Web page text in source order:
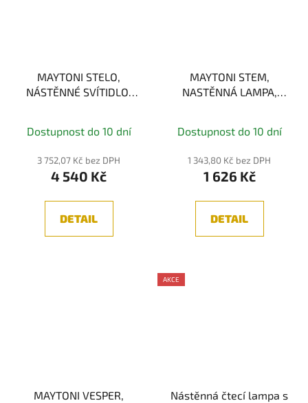
MAYTONI STELO,
NÁSTĚNNÉ SVÍTIDLO,
Dostupnost do 10 dní
3 752,07 Kč bez DPH
4 540 Kč
DETAIL
MAYTONI STEM,
NASTĚNNÁ LAMPA,
Dostupnost do 10 dní
1 343,80 Kč bez DPH
1 626 Kč
DETAIL
MAYTONI VESPER,
AKCE
Nástěnná čtecí lampa s